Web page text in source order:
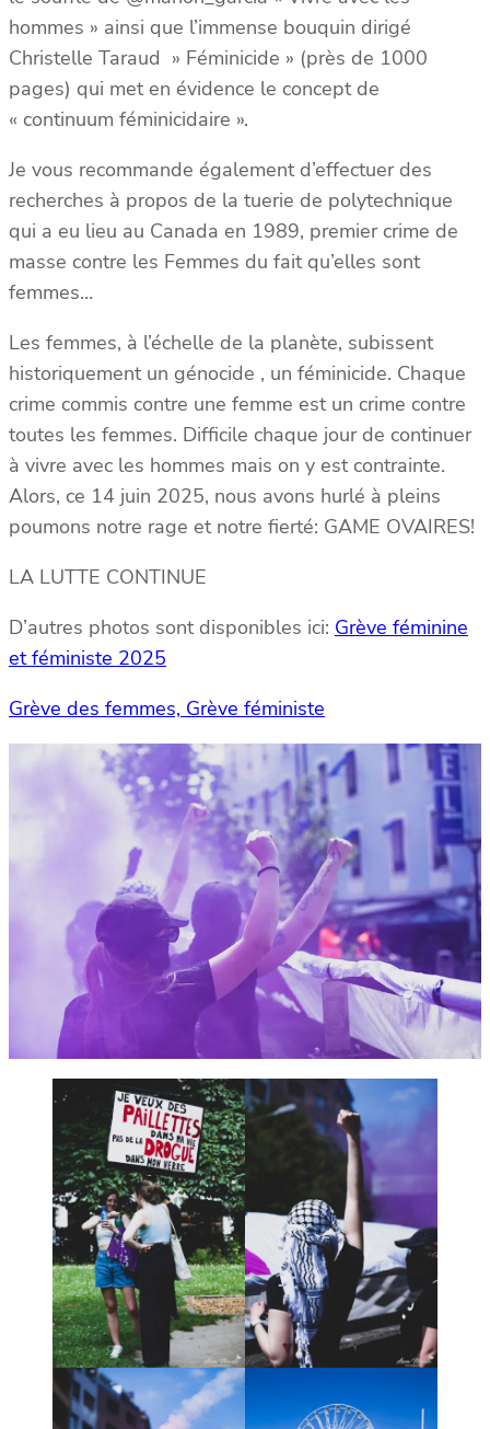
hommes » ainsi que l’immense bouquin dirigé
Christelle Taraud » Féminicide » (près de 1000
pages) qui met en évidence le concept de
« continuum féminicidaire ».
Je vous recommande également d’effectuer des
recherches à propos de la tuerie de polytechnique
qui a eu lieu au Canada en 1989, premier crime de
masse contre les Femmes du fait qu’elles sont
femmes…
Les femmes, à l’échelle de la planète, subissent
historiquement un génocide , un féminicide. Chaque
crime commis contre une femme est un crime contre
toutes les femmes. Difficile chaque jour de continuer
à vivre avec les hommes mais on y est contrainte.
Alors, ce 14 juin 2025, nous avons hurlé à pleins
poumons notre rage et notre fierté: GAME OVAIRES!
LA LUTTE CONTINUE
D’autres photos sont disponibles ici: Grève féminine
et féministe 2025
Grève des femmes, Grève féministe